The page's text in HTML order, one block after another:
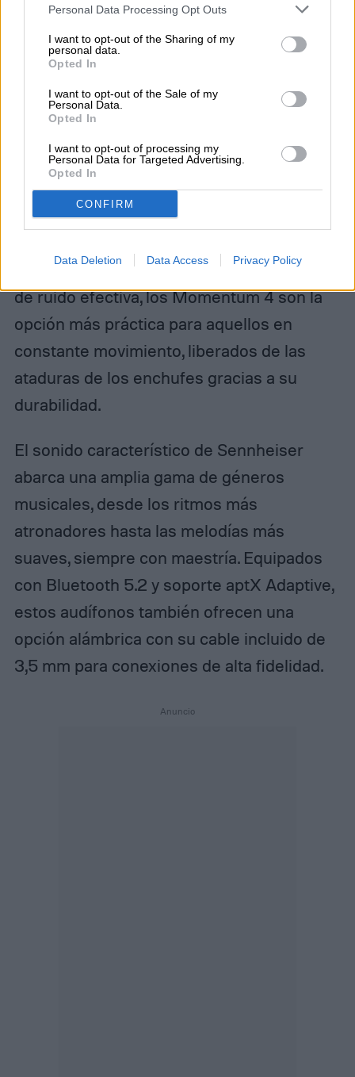
Personal Data Processing Opt Outs
I want to opt-out of the Sharing of my
personal data.
Opted In
I want to opt-out of the Sale of my
Personal Data.
Opted In
I want to opt-out of processing my
Personal Data for Targeted Advertising.
Opted In
CONFIRM
Data Deletion Data Access Privacy Policy
Amazon
Aunque la cuarta generación de audífonos
llama tanto la atención como el de sus
impresionante duración de batería de 60
horas se roba el espectáculo,
convirtiéndolos en los líderes indiscutibles
relajado de Sennheiser y una cancelación
de ruido efectiva, los Momentum 4 son la
opción más práctica para aquellos en
constante movimiento, liberados de las
ataduras de los enchufes gracias a su
durabilidad.
El sonido característico de Sennheiser
abarca una amplia gama de géneros
musicales, desde los ritmos más
atronadores hasta las melodías más
suaves, siempre con maestría. Equipados
con Bluetooth 5.2 y soporte aptX Adaptive,
estos audífonos también ofrecen una
opción alámbrica con su cable incluido de
3,5 mm para conexiones de alta fidelidad.